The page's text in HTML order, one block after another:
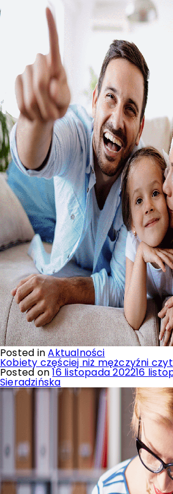
Posted inAktualności
Kobiety częściej niż mężczyźni
Posted on16 listopada 202216
Sieradzińska